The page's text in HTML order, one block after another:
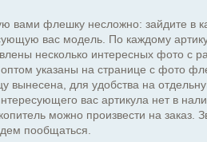
вами флешку несложно: зайдите в
вас модель. По каждому
несколько интересных фото с
указаны на странице с фото
вынесена, для удобства на
вас артикула нет в
можно произвести на заказ.
пообщаться.